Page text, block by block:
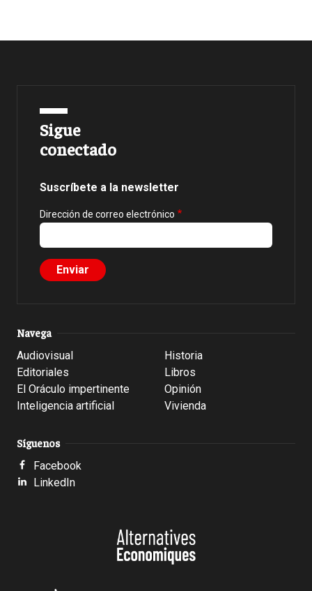
Sigue
conectado
Suscríbete a la newsletter
Dirección de correo electrónico
Navega
Audiovisual
Editoriales
El Oráculo impertinente
Inteligencia artificial
Historia
Libros
Opinión
Vivienda
Síguenos
Facebook
LinkedIn